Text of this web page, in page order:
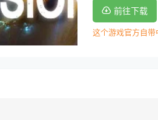
前往下载
这个游戏官方自带